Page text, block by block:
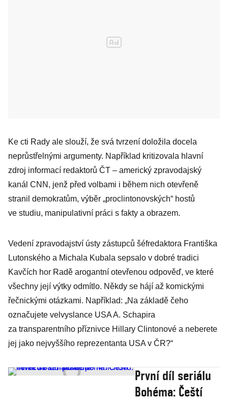
Ke cti Rady ale slouží, že svá tvrzení doložila docela
neprůstřelnými argumenty. Například kritizovala hlavní
zdroj informací redaktorů ČT – americký zpravodajský
kanál CNN, jenž před volbami i během nich otevřeně
stranil demokratům, výběr „proclintonovských“ hostů
ve studiu, manipulativní práci s fakty a obrazem.
Vedení zpravodajství ústy zástupců šéfredaktora Františka
Lutonského a Michala Kubala sepsalo v dobré tradici
Kavčích hor Radě arogantní otevřenou odpověď, ve které
všechny její výtky odmítlo. Někdy se hájí až komickými
řečnickými otázkami. Například: „Na základě čeho
označujete velvyslance USA A. Schapira
za transparentního příznivce Hillary Clintonové a neberete
jej jako nejvyššího reprezentanta USA v ČR?“
První díl seriálu
Bohéma: Čeští